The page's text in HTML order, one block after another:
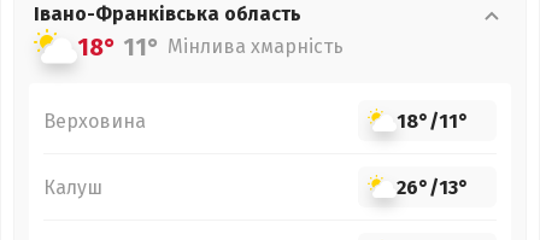
Івано-Франківська область
18° 11° Мінлива хмарність
Верховина 18°/11°
Калуш 26°/13°